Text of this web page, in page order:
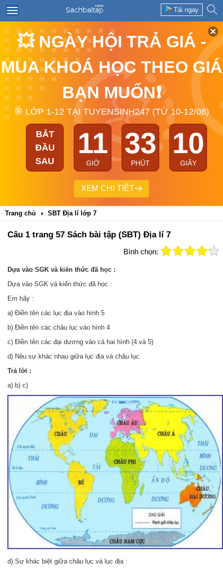
Tải ngay
💥 NGÀY HỘI TRẢ GIÁ -
MUA KHOÁ HỌC THEO GIÁ
BẠN MUỐN❗
🎯 LỚP 1-12 TẠI TUYENSINH247 (TỪ 10-12/08)
BẮT
ĐẦU
SAU
11
GIỜ
33
PHÚT
09
GIÂY
XEM CHI TIẾT
Trang chủ SBT Địa lí lớp 7
Câu 1 trang 57 Sách bài tập (SBT) Địa lí 7
Bình chọn:
Dựa vào SGK và kiến thức đã học :
Dựa vào SGK và kiến thức đã học :
Em hãy :
a) Điền tên các lục địa vào hình 5
b) Điền tên các châu lục vào hình 4
c) Điền tên các đại dương vào cả hai hình (4 và 5)
d) Nêu sự khác nhau giữa lục địa và châu lục.
Trả lời :
a) b) c)
d) Sự khác biệt giữa châu lục và lục địa :